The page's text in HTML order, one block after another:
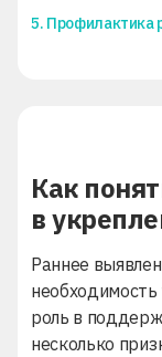
5. Профилактика
Как
в
Раннее
необходимость
роль в
несколько